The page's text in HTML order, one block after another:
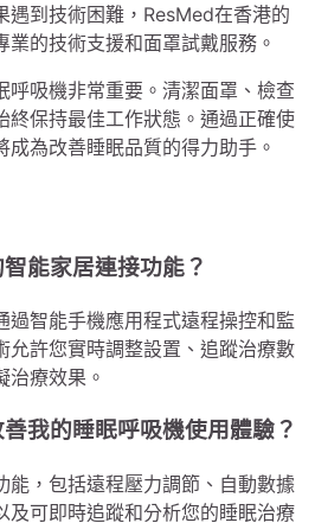
遇到技術困難，ResMed在香港的
的技術支援和面罩試戴服務。
呼吸機非常重要。清潔面罩、檢查
終保持最佳工作狀態。通過正確使
成為改善睡眠品質的得力助手。
能家居連接功能？
過智能手機應用程式遠程操控和監
允許您實時調整設置、追蹤治療數
治療效果。
我的睡眠呼吸機使用體驗？
能，包括遠程壓力調節、自動數據
及可即時追蹤和分析您的睡眠治療